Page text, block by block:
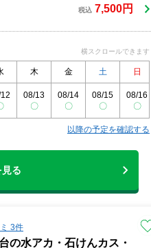
テのアドバイスまで丁寧に説明を
税込 7,500円
横スクロールできます
木 金 土 日
08/13
〇
08/14
〇
08/15
〇
08/16
〇
以降の予定を確認する
る
3件
の水アカ・石けんカス・